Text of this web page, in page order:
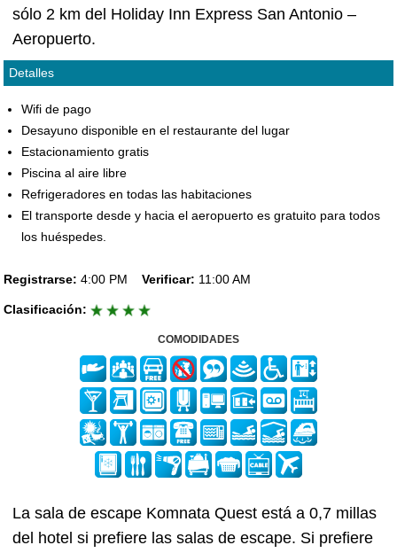
sólo 2 km del Holiday Inn Express San Antonio –
Aeropuerto.
Detalles
Wifi de pago
Desayuno disponible en el restaurante del lugar
Estacionamiento gratis
Piscina al aire libre
Refrigeradores en todas las habitaciones
El transporte desde y hacia el aeropuerto es gratuito para todos
los huéspedes.
Registrarse: 4:00 PM Verificar: 11:00 AM
Clasificación:
COMODIDADES
La sala de escape Komnata Quest está a 0,7 millas
del hotel si prefiere las salas de escape. Si prefiere